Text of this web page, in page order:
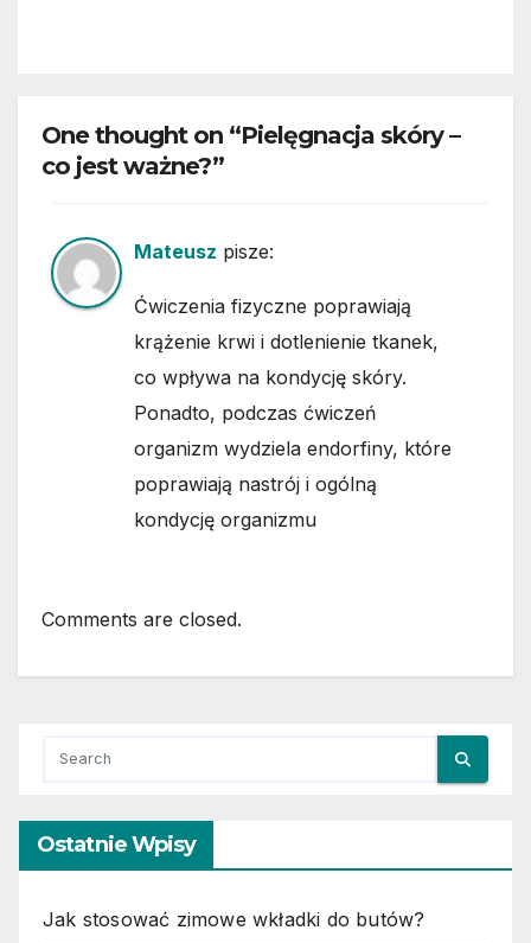
One thought on “Pielęgnacja skóry –
co jest ważne?”
Mateusz pisze:
Ćwiczenia fizyczne poprawiają
krążenie krwi i dotlenienie tkanek,
co wpływa na kondycję skóry.
Ponadto, podczas ćwiczeń
organizm wydziela endorfiny, które
poprawiają nastrój i ogólną
kondycję organizmu
Comments are closed.
Ostatnie Wpisy
Jak stosować zimowe wkładki do butów?